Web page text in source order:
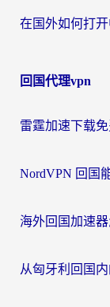
回国代理vpn